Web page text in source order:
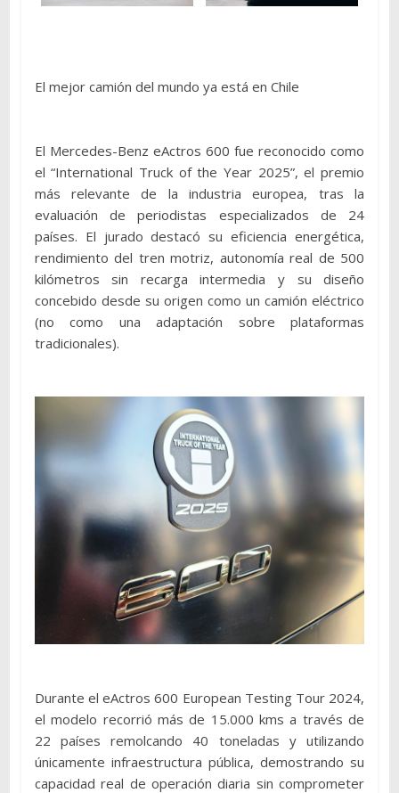
El mejor camión del mundo ya está en Chile
El Mercedes-Benz eActros 600 fue reconocido como
el “International Truck of the Year 2025”, el premio
más relevante de la industria europea, tras la
evaluación de periodistas especializados de 24
países. El jurado destacó su eficiencia energética,
rendimiento del tren motriz, autonomía real de 500
kilómetros sin recarga intermedia y su diseño
concebido desde su origen como un camión eléctrico
(no como una adaptación sobre plataformas
tradicionales).
Durante el eActros 600 European Testing Tour 2024,
el modelo recorrió más de 15.000 kms a través de
22 países remolcando 40 toneladas y utilizando
únicamente infraestructura pública, demostrando su
capacidad real de operación diaria sin comprometer